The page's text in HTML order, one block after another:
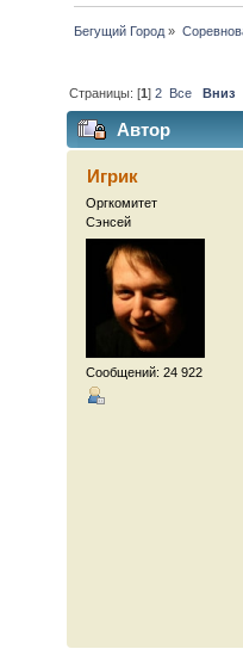
Бегущий Город »
Страницы: [1]2 Все Вниз
Автор
Игрик
Оргкомитет
Сэнсей
Сообщений: 24 922